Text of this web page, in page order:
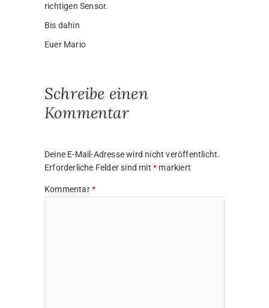
richtigen Sensor.
Bis dahin
Euer Mario
Schreibe einen
Kommentar
Deine E-Mail-Adresse wird nicht veröffentlicht.
Erforderliche Felder sind mit * markiert
Kommentar*